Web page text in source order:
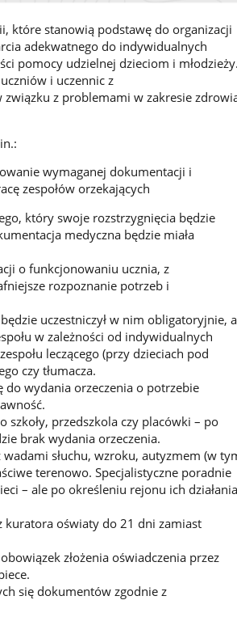
które stanowią podstawę do organizacji
adekwatnego do indywidualnych
pomocy udzielnej dzieciom i młodzieży.
i uczennic z
związku z problemami w zakresie
wymaganej dokumentacji i
zespołów orzekających
który swoje rozstrzygnięcia będzie
medyczna będzie miała
o funkcjonowaniu ucznia, z
rozpoznanie potrzeb i
uczestniczył w nim obligatoryjnie, a
w zależności od indywidualnych
leczącego (przy dzieciach pod
czy tłumacza.
wydania orzeczenia o potrzebie
szkoły, przedszkola czy placówki – po
brak wydania orzeczenia.
słuchu, wzroku, autyzmem (w
terenowo. Specjalistyczne poradnie
– ale po określeniu rejonu ich działania
kuratora oświaty do 21 dni zamiast
złożenia oświadczenia przez
się dokumentów zgodnie z